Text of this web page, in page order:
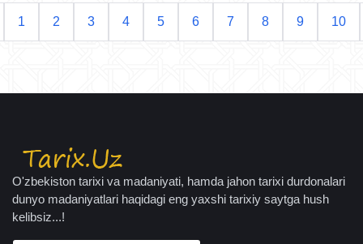
1 2 3 4 5 6 7 8 9 10
O'zbekiston tarixi va madaniyati, hamda jahon tarixi durdonalari
dunyo madaniyatlari haqidagi eng yaxshi tarixiy saytga hush
kelibsiz...!